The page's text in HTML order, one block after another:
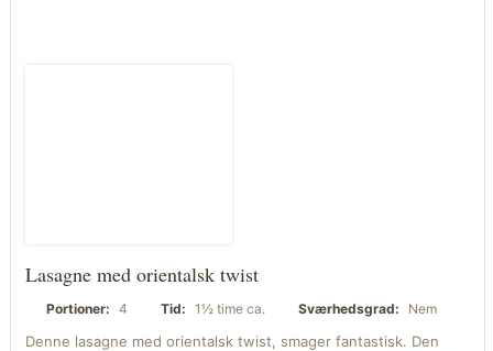
Lasagne med orientalsk twist
Portioner: 4 Tid: 1½ time ca. Sværhedsgrad: Nem
Denne lasagne med orientalsk twist, smager fantastisk. Den